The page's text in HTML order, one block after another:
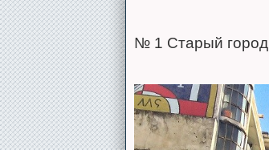
№ 1 Старый город